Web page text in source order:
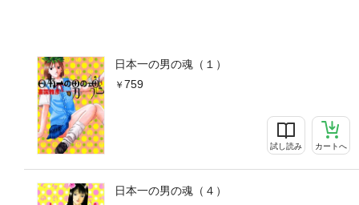
日本一の男の魂（１）
759
試し読み カートへ
日本一の男の魂（４）